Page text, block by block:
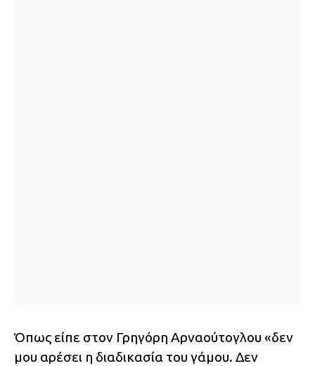
Όπως είπε στον Γρηγόρη Αρναούτογλου «δεν
μου αρέσει η διαδικασία του γάμου. Δεν